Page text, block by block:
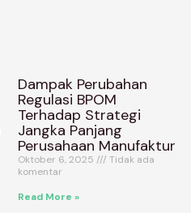
Dampak Perubahan
Regulasi BPOM
Terhadap Strategi
Jangka Panjang
Perusahaan Manufaktur
Oktober 6, 2025
Tidak ada
komentar
Read More »